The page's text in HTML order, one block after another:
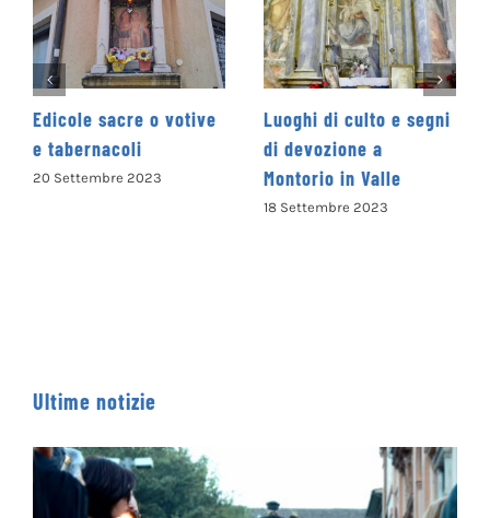
Luoghi di culto e segni
di devozione a
Montorio in Valle
Abbazia di Farfa
13 Settembre 2023
Ultime notizie